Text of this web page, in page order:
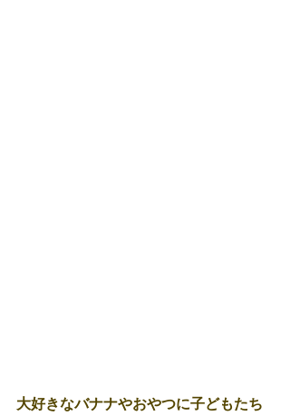
大好きなバナナやおやつに子どもたち